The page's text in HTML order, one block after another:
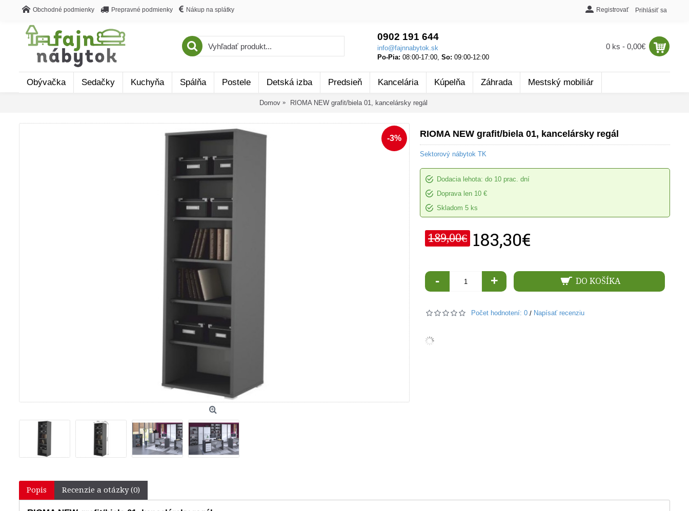
Obchodné podmienky Prepravné podmienky Nákup na splátky Registrovať Prihlásiť sa
0902 191 644
info@fajnnabytok.sk
Po-Pia: 08:00-17:00, So: 09:00-12:00
0 ks - 0,00€
Obývačka Sedačky Kuchyňa Spálňa Postele Detská izba Predsieň Kancelária Kúpelňa Záhrada Mestský mobiliár
Domov RIOMA NEW grafit/biela 01, kancelársky regál
-3% RIOMA NEW grafit/biela 01, kancelársky regál
Sektorový nábytok TK
Dodacia lehota: do 10 prac. dní
Doprava len 10 €
Skladom 5 ks
189,00€ 183,30€
- + DO KOŠÍKA
Počet hodnotení: 0 / Napísať recenziu
Popis Recenzie a otázky (0)